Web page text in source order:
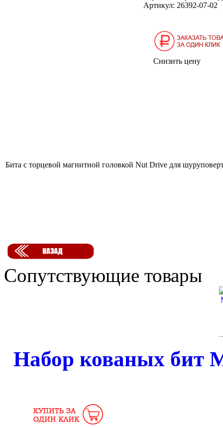
Артикул: 26392-07-02
Снизить цену
Бита с торцевой магнитной головкой Nut Drive для
Сопутствующие товары
Набор кованых бит